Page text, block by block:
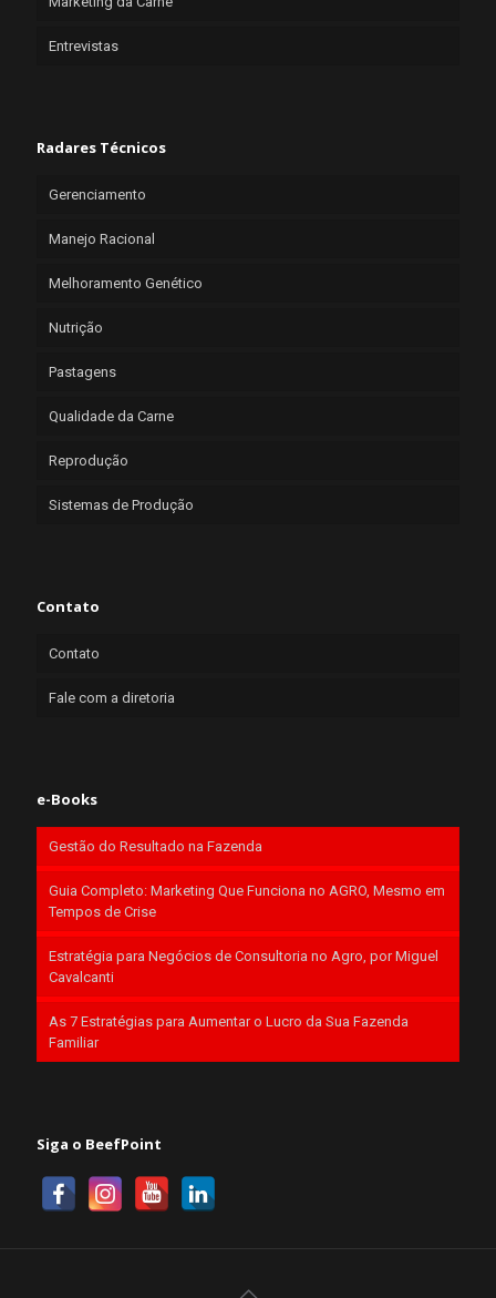
Entrevistas
Radares Técnicos
Gerenciamento
Manejo Racional
Melhoramento Genético
Nutrição
Pastagens
Qualidade da Carne
Reprodução
Sistemas de Produção
Contato
Contato
Fale com a diretoria
e-Books
Gestão do Resultado na Fazenda
Guia Completo: Marketing Que Funciona no AGRO, Mesmo em
Tempos de Crise
Estratégia para Negócios de Consultoria no Agro, por Miguel
Cavalcanti
As 7 Estratégias para Aumentar o Lucro da Sua Fazenda
Familiar
Siga o BeefPoint